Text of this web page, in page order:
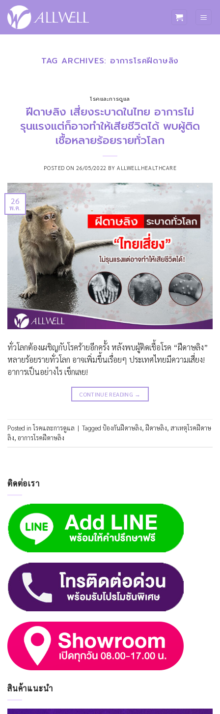
ข้าม
ไป
TAG ARCHIVES: อาการโรคฝีดาษลิง
โรคและการดูแล
ฝีดาษลิง เสี่ยงระบาดในไทย อาการไม่
รุนแรงแต่ก็อาจทำให้เสียชีวิตได้ พบผู้ติด
เชื้อหลายร้อยรายทั่วโลก
POSTED ON26/05/2022 BY ALLWELLHEALTHCARE
26
พ.ค.
ทั่วโลกต้องเผชิญกับโรคร้ายอีกครั้ง หลังพบผู้ติดเชื้อโรค “ฝีดาษลิง”
หลายร้อยรายทั่วโลก อาจเพิ่มขึ้นเรื่อยๆ ประเทศไทยมีความเสี่ยง!
อาการเป็นอย่างไร เช็กเลย!
CONTINUE READING →
Posted inโรคและการดูแล | Tagged ป้องกันฝีดาษลิง, ฝีดาษลิง, สาเหตุโรคฝีดาษ
ลิง, อาการโรคฝีดาษลิง
ติดต่อเรา
สินค้าแนะนำ